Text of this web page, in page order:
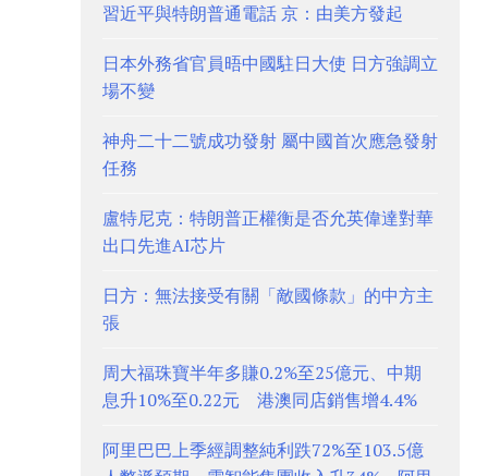
習近平與特朗普通電話 京：由美方發起
日本外務省官員晤中國駐日大使 日方強調立
場不變
神舟二十二號成功發射 屬中國首次應急發射
任務
盧特尼克：特朗普正權衡是否允英偉達對華
出口先進AI芯片
日方：無法接受有關「敵國條款」的中方主
張
周大福珠寶半年多賺0.2%至25億元、中期
息升10%至0.22元 港澳同店銷售增4.4%
阿里巴巴上季經調整純利跌72%至103.5億